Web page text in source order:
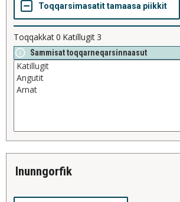
Toqqakkat0 Katillugit3
Sammisat toqqarneqarsinnaasut
inunngorfik